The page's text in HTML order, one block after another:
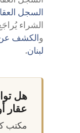
السجل
الشراء
و الكشف
لبنان.
هل
عقار
مكتب